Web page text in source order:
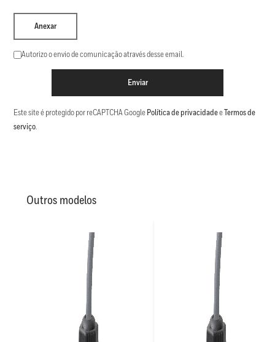
Anexar
Autorizo o envio de comunicação através desse email.
Enviar
Este site é protegido por reCAPTCHA Google Política de privacidadee Termos de
serviço.
Outros modelos